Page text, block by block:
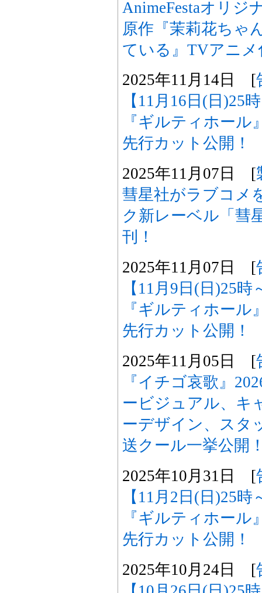
AnimeFestaオリジ
原作『茉莉花ちゃ
ている』TVアニメ
2025年11月14日 [
【11月16日(日)25
『ギルティホー
先行カット公開！
2025年11月07日 [
彗星社がラブコメ
ク新レーベル「彗
刊！
2025年11月07日 [
【11月9日(日)25
『ギルティホー
先行カット公開！
2025年11月05日 [
『イチゴ哀歌』
ービジュアル、キ
ーデザイン、スタ
送クール一挙公開
2025年10月31日 [
【11月2日(日)25
『ギルティホー
先行カット公開！
2025年10月24日 [